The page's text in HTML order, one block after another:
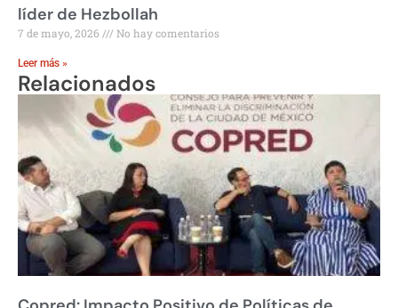
líder de Hezbollah
7 de mayo, 2026 No hay comentarios
Leer más »
Relacionados